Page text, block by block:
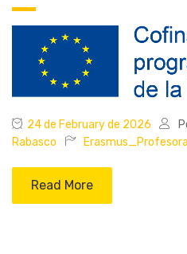
24 de February de 2026
Rabasco
Read More